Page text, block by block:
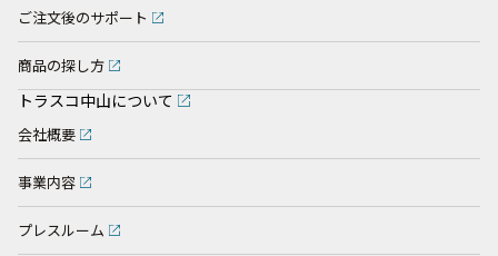
ご注文後のサポート
商品の探し方
トラスコ中山について
会社概要
事業内容
プレスルーム